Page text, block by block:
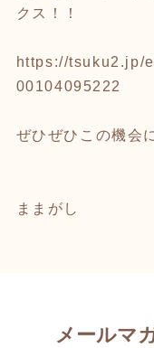
クス！！
https://tsuku2.jp/
00104095222
ぜひぜひこの機会
ままがし
メールマ